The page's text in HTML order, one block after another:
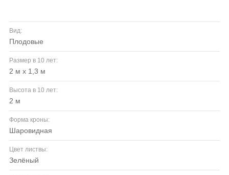
Вид:
плодовые
Размер в 10 лет:
2 м х 1,3 м
Высота в 10 лет:
2 м
Форма кроны:
шаровидная
Цвет листвы:
зелёный